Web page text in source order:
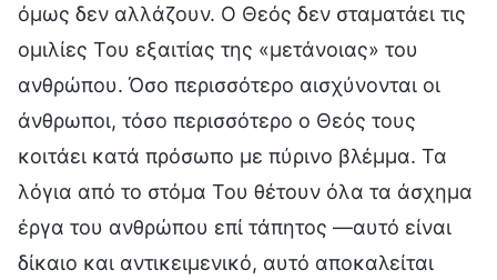
όμως δεν αλλάζουν. Ο Θεός δεν σταματάει τις
ομιλίες Του εξαιτίας της «μετάνοιας» του
ανθρώπου. Όσο περισσότερο αισχύνονται οι
άνθρωποι, τόσο περισσότερο ο Θεός τους
κοιτάει κατά πρόσωπο με πύρινο βλέμμα. Τα
λόγια από το στόμα Του θέτουν όλα τα άσχημα
έργα του ανθρώπου επί τάπητος —αυτό είναι
δίκαιο και αντικειμενικό, αυτό αποκαλείται